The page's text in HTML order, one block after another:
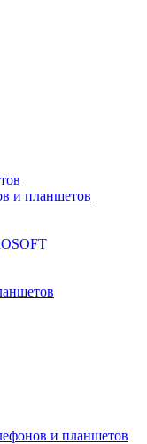
и планшетов
и планшетов